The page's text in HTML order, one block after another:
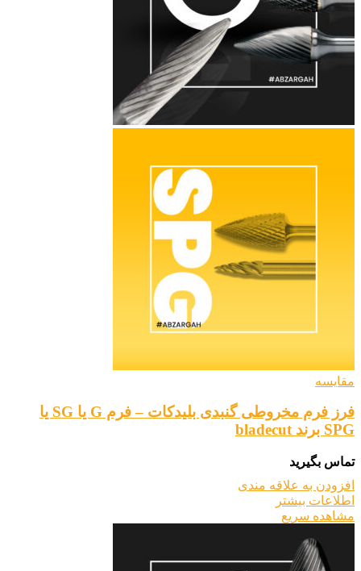
مقایسه
فرز فرم مخروطی گنبدی بلیدکات – فرم G یا SG یا
SPG برند bladecut
تماس بگیرید
افزودن به علاقه مندی
اطلاعات بیشتر
مشاهده سریع